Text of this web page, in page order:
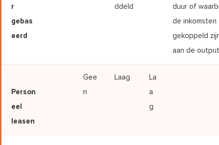
r
gebas
eerd
ddeld
duur of
de inkomsten
gekoppeld
aan de output
Person
eel
leasen
Gee
n
Laag
La
a
g